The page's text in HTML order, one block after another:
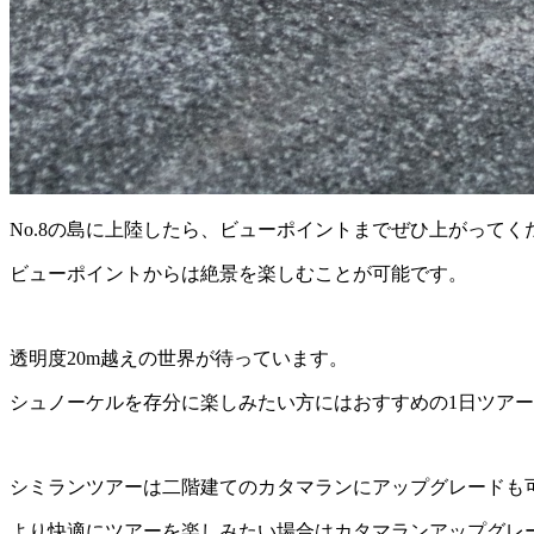
No.8の島に上陸したら、ビューポイントまでぜひ上がってく
ビューポイントからは絶景を楽しむことが可能です。
透明度20m越えの世界が待っています。
シュノーケルを存分に楽しみたい方にはおすすめの1日ツア
シミランツアーは二階建てのカタマランにアップグレードも